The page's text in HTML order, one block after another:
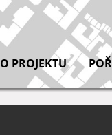
O PROJEKTU